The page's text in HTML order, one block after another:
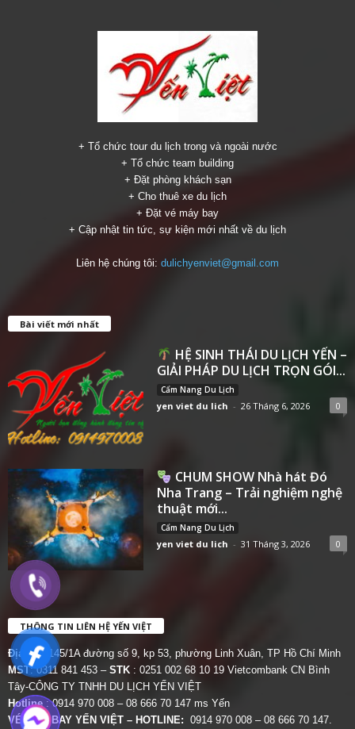
+ Tổ chức tour du lịch trong và ngoài nước
+ Tổ chức team building
+ Đặt phòng khách sạn
+ Cho thuê xe du lịch
+ Đặt vé máy bay
+ Cập nhật tin tức, sự kiện mới nhất về du lịch
Liên hệ chúng tôi: dulichyenviet@gmail.com
Bài viết mới nhất
HỆ SINH THÁI DU LỊCH YẾN –
GIẢI PHÁP DU LỊCH TRỌN GÓI...
Cẩm Nang Du Lịch
yen viet du lich - 26 Tháng 6, 2026 0
CHUM SHOW Nhà hát Đó
Nha Trang – Trải nghiệm nghệ
thuật mới...
Cẩm Nang Du Lịch
yen viet du lich - 31 Tháng 3, 2026 0
THÔNG TIN LIÊN HỆ YẾN VIỆT
Địa chỉ: 145/1A đường số 9, kp 53, phường Linh Xuân, TP Hồ Chí Minh
MST: 0311 841 453 – STK : 0251 002 68 10 19 Vietcombank CN Bình
Tây-CÔNG TY TNHH DU LỊCH YẾN VIỆT
Hotline : 0914 970 008 – 08 666 70 147 ms Yến
VÉ MÁY BAY YẾN VIỆT – HOTLINE: 0914 970 008 – 08 666 70 147.